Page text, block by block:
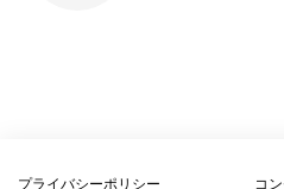
プライバシーポリシー コ